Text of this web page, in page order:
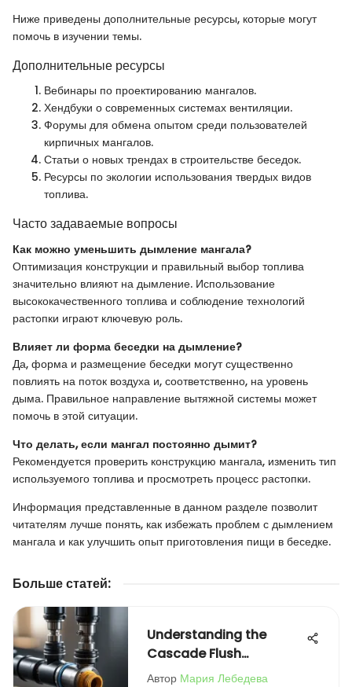
Ниже приведены дополнительные ресурсы, которые могут
помочь в изучении темы.
Дополнительные ресурсы
Вебинары по проектированию мангалов.
Хендбуки о современных системах вентиляции.
Форумы для обмена опытом среди пользователей
кирпичных мангалов.
Статьи о новых трендах в строительстве беседок.
Ресурсы по экологии использования твердых видов
топлива.
Часто задаваемые вопросы
Как можно уменьшить дымление мангала?
Оптимизация конструкции и правильный выбор топлива
значительно влияют на дымление. Использование
высококачественного топлива и соблюдение технологий
растопки играют ключевую роль.
Влияет ли форма беседки на дымление?
Да, форма и размещение беседки могут существенно
повлиять на поток воздуха и, соответственно, на уровень
дыма. Правильное направление вытяжной системы может
помочь в этой ситуации.
Что делать, если мангал постоянно дымит?
Рекомендуется проверить конструкцию мангала, изменить тип
используемого топлива и просмотреть процесс растопки.
Информация представленные в данном разделе позволит
читателям лучше понять, как избежать проблем с дымлением
мангала и как улучшить опыт приготовления пищи в беседке.
Больше статей:
Understanding the
Cascade Flush
Mechanism: Insights
Автор Мария Лебедева